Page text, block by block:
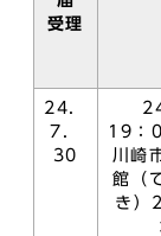
受理
24．
7．
30
19：
川崎
館（
き）